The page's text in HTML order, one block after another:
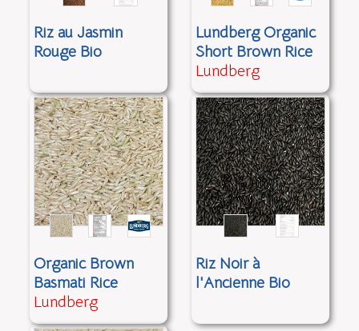
Riz au Jasmin
Rouge Bio
Lundberg Organic
Short Brown Rice
Lundberg
Organic Brown
Basmati Rice
Lundberg
Riz Noir à
l'Ancienne Bio